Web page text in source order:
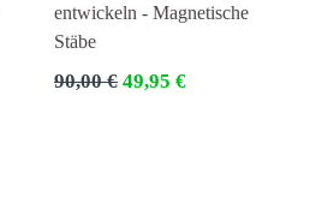
entwickeln - Magnetische
Stäbe
Normaler
90,00 € 49,95 €